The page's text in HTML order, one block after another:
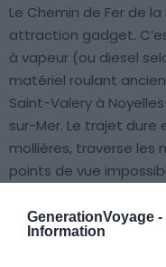
GenerationVoyage -
Information
Le Chemin de Fer de
attraction gadget.
à vapeur (ou diesel
matériel roulant
Saint-Valery à
sur-Mer. Le trajet dure
mollières, traverse les
points de vue
lire le paysage de la